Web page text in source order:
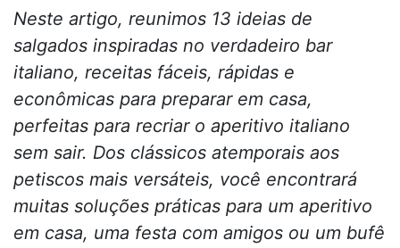
Neste artigo, reunimos 13 ideias de
salgados inspiradas no verdadeiro bar
italiano, receitas fáceis, rápidas e
econômicas para preparar em casa,
perfeitas para recriar o aperitivo italiano
sem sair. Dos clássicos atemporais aos
petiscos mais versáteis, você encontrará
muitas soluções práticas para um aperitivo
em casa, uma festa com amigos ou um bufê